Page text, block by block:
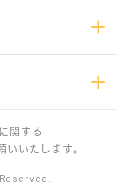
関する
いいたします。